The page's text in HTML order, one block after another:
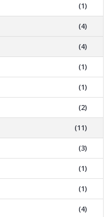
(1)
(4)
(4)
(1)
(1)
(2)
(11)
(3)
(1)
(1)
(4)